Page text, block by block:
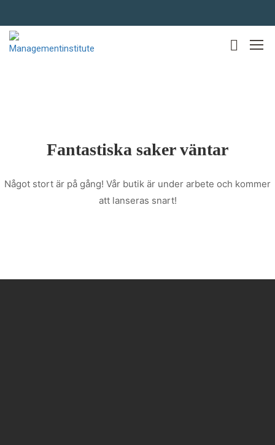
Fantastiska saker väntar
Något stort är på gång! Vår butik är under arbete och kommer
att lanseras snart!